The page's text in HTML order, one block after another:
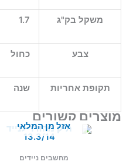
משקל בק"ג 1.7
צבע כחול
תקופת אחריות שנה
מוצרים קשורים
אזל מן המלאי
מחשבים ניידים